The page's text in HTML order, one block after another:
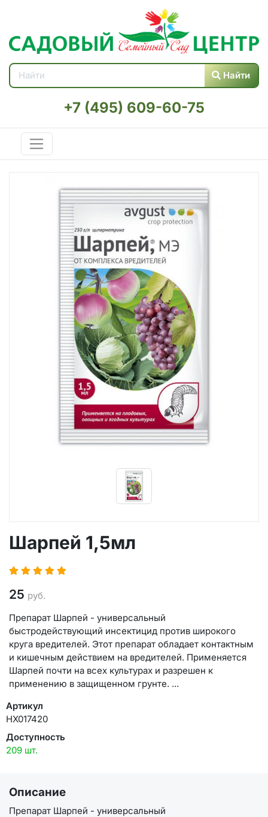
Найти
+7 (495) 609-60-75
Шарпей 1,5мл
25 руб.
Препарат Шарпей - универсальный
быстродействующий инсектицид против широкого
круга вредителей. Этот препарат обладает контактным
и кишечным действием на вредителей. Применяется
Шарпей почти на всех культурах и разрешен к
применению в защищенном грунте. ...
Артикул
НХ017420
Доступность
209 шт.
Описание
Препарат Шарпей - универсальный